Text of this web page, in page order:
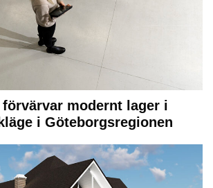
förvärvar modernt lager i
i Göteborgsregionen